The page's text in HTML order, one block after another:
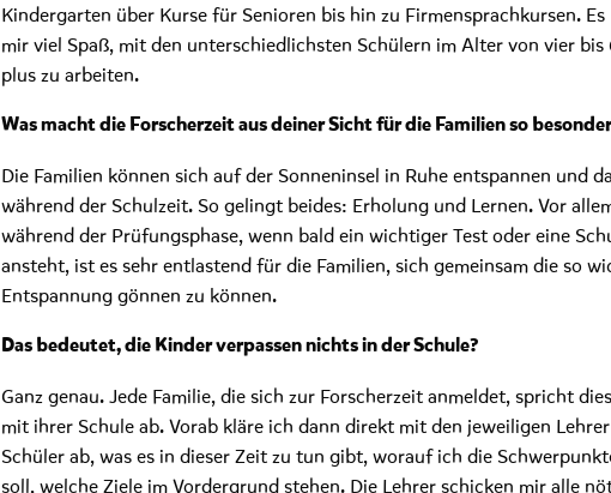
Kindergarten über Kurse für Senioren bis hin zu Firmensprachkursen.
mir viel Spaß, mit den unterschiedlichsten Schülern im Alter von vier bis
plus zu arbeiten.
Was macht die Forscherzeit aus deiner Sicht für die Familien so
Die Familien können sich auf der Sonneninsel in Ruhe entspannen und
während der Schulzeit. So gelingt beides: Erholung und Lernen. Vor
während der Prüfungsphase, wenn bald ein wichtiger Test oder eine
ansteht, ist es sehr entlastend für die Familien, sich gemeinsam die so
Entspannung gönnen zu können.
Das bedeutet, die Kinder verpassen nichts in der Schule?
Ganz genau. Jede Familie, die sich zur Forscherzeit anmeldet, spricht
mit ihrer Schule ab. Vorab kläre ich dann direkt mit den jeweiligen
Schüler ab, was es in dieser Zeit zu tun gibt, worauf ich die
soll, welche Ziele im Vordergrund stehen. Die Lehrer schicken mir alle